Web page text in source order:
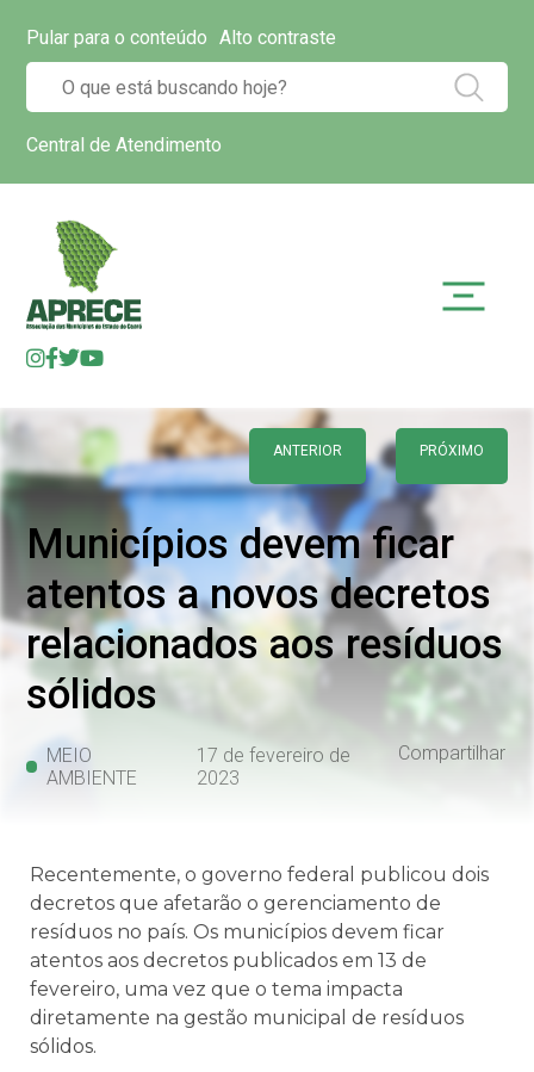
Pular para o conteúdo Alto contraste
Central de Atendimento
ANTERIOR PRÓXIMO
Municípios devem ficar
atentos a novos decretos
relacionados aos resíduos
sólidos
MEIO
AMBIENTE
17 de fevereiro de
2023
Compartilhar
Recentemente, o governo federal publicou dois
decretos que afetarão o gerenciamento de
resíduos no país. Os municípios devem ficar
atentos aos decretos publicados em 13 de
fevereiro, uma vez que o tema impacta
diretamente na gestão municipal de resíduos
sólidos.